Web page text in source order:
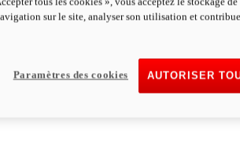
V2 SP 100
le
sur le site, analyser son utilisation et
AUTORISER
Paramètres des cookies